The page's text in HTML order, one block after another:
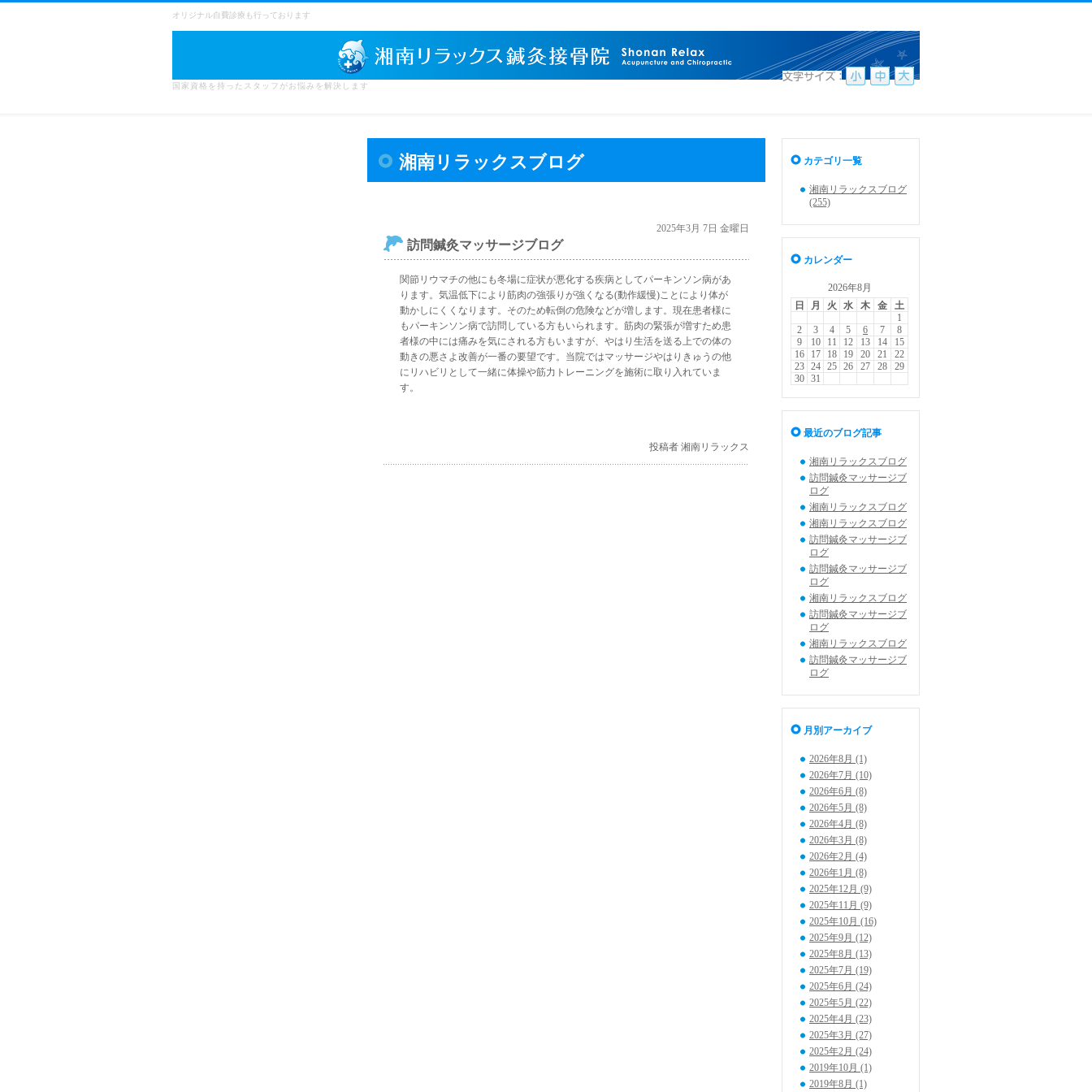
オリジナル自費診療も行っております
国家資格を持ったスタッフがお悩みを解決します
湘南リラックスブログ
2025年3月 7日 金曜日
訪問鍼灸マッサージブログ
関節リウマチの他にも冬場に症状が悪化する疾病としてパーキンソン病があ
ります。気温低下により筋肉の強張りが強くなる(動作緩慢)ことにより体が
動かしにくくなります。そのため転倒の危険などが増します。現在患者様に
もパーキンソン病で訪問している方もいられます。筋肉の緊張が増すため患
者様の中には痛みを気にされる方もいますが、やはり生活を送る上での体の
動きの悪さよ改善が一番の要望です。当院ではマッサージやはりきゅうの他
にリハビリとして一緒に体操や筋力トレーニングを施術に取り入れていま
す。
投稿者 湘南リラックス
カテゴリ一覧
湘南リラックスブログ
(255)
カレンダー
2026年8月
日
月 火 水 木 金
土
1
2
3 4 5 6 7
8
9
10 11 12 13 14
15
16
17 18 19 20 21
22
23
24 25 26 27 28
29
30
31
最近のブログ記事
湘南リラックスブログ
訪問鍼灸マッサージブ
ログ
湘南リラックスブログ
湘南リラックスブログ
訪問鍼灸マッサージブ
ログ
訪問鍼灸マッサージブ
ログ
湘南リラックスブログ
訪問鍼灸マッサージブ
ログ
湘南リラックスブログ
訪問鍼灸マッサージブ
ログ
月別アーカイブ
2026年8月 (1)
2026年7月 (10)
2026年6月 (8)
2026年5月 (8)
2026年4月 (8)
2026年3月 (8)
2026年2月 (4)
2026年1月 (8)
2025年12月 (9)
2025年11月 (9)
2025年10月 (16)
2025年9月 (12)
2025年8月 (13)
2025年7月 (19)
2025年6月 (24)
2025年5月 (22)
2025年4月 (23)
2025年3月 (27)
2025年2月 (24)
2019年10月 (1)
2019年8月 (1)